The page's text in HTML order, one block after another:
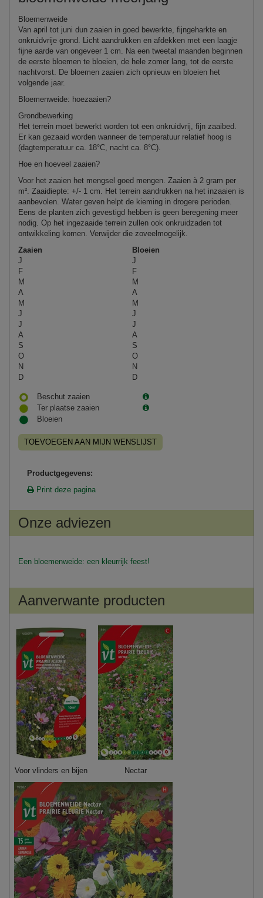
Bloemenweide
Van april tot juni dun zaaien in goed bewerkte, fijngeharkte en
onkruidvrije grond. Licht aandrukken en afdekken met een laagje
fijne aarde van ongeveer 1 cm. Na een tweetal maanden beginnen
de eerste bloemen te bloeien, de hele zomer lang, tot de eerste
nachtvorst. De bloemen zaaien zich opnieuw en bloeien het
volgende jaar.
Bloemenweide: hoezaaien?
Grondbewerking
Het terrein moet bewerkt worden tot een onkruidvrij, fijn zaaibed.
Er kan gezaaid worden wanneer de temperatuur relatief hoog is
(dagtemperatuur ca. 18°C, nacht ca. 8°C).
Hoe en hoeveel zaaien?
Voor het zaaien het mengsel goed mengen. Zaaien à 2 gram per
m². Zaaidiepte: +/- 1 cm. Het terrein aandrukken na het inzaaien is
aanbevolen. Water geven helpt de kieming in drogere perioden.
Eens de planten zich gevestigd hebben is geen beregening meer
nodig. Op het ingezaaide terrein zullen ook onkruidzaden tot
ontwikkeling komen. Verwijder die zoveel mogelijk
Zaaien
Bloeien
J
J
F
F
M
M
A
A
M
M
J
J
J
J
A
A
S
S
O
O
N
N
D
D
Beschut zaaien
Ter plaatse zaaien
Bloeien
TOEVOEGEN AAN MIJN WENSLIJST
Productgegevens:
Print deze pagina
Onze adviezen
Een bloemenweide: een kleurrijk feest!
Aanverwante producten
Voor vlinders en bijen Nectar